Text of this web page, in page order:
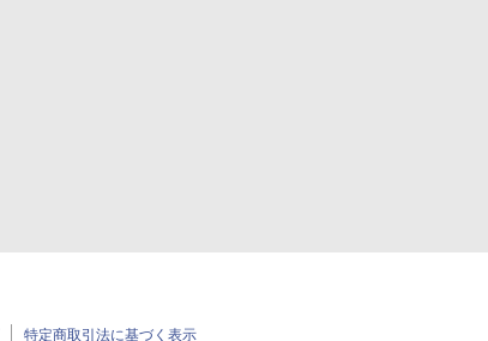
特定商取引法に基づく表示